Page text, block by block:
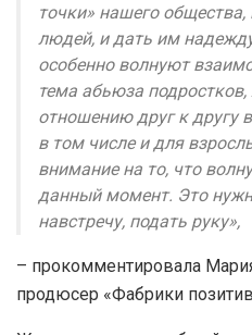
точки» нашего общества,
людей, и дать им
особенно волнуют
тема абьюза
отношению друг к другу
в том числе и для
внимание на то, что
данный момент. Это
навстречу, подать руку»,
– прокомментировала
продюсер «Фабрики